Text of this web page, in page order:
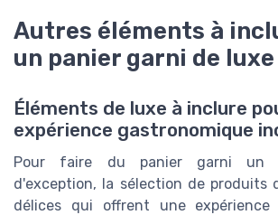
Autres éléments à
un panier garni de luxe
Éléments de luxe à inclure
expérience gastronomique
Pour faire du panier garni un
d'exception, la sélection de produits
délices qui offrent une expérience